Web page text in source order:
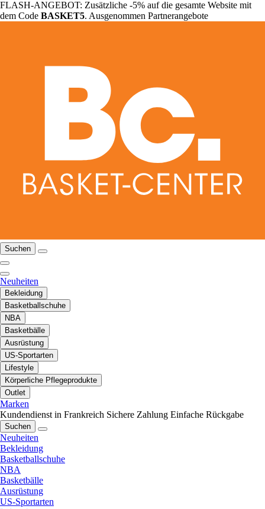
FLASH-ANGEBOT: Zusätzliche -5% auf die gesamte Website mit
dem Code BASKET5. Ausgenommen Partnerangebote
Suchen
Neuheiten
Bekleidung
Basketballschuhe
NBA
Basketbälle
Ausrüstung
US-Sportarten
Lifestyle
Körperliche Pflegeprodukte
Outlet
Marken
Kundendienst in Frankreich Sichere Zahlung Einfache Rückgabe
Suchen
Neuheiten
Bekleidung
Basketballschuhe
NBA
Basketbälle
Ausrüstung
US-Sportarten